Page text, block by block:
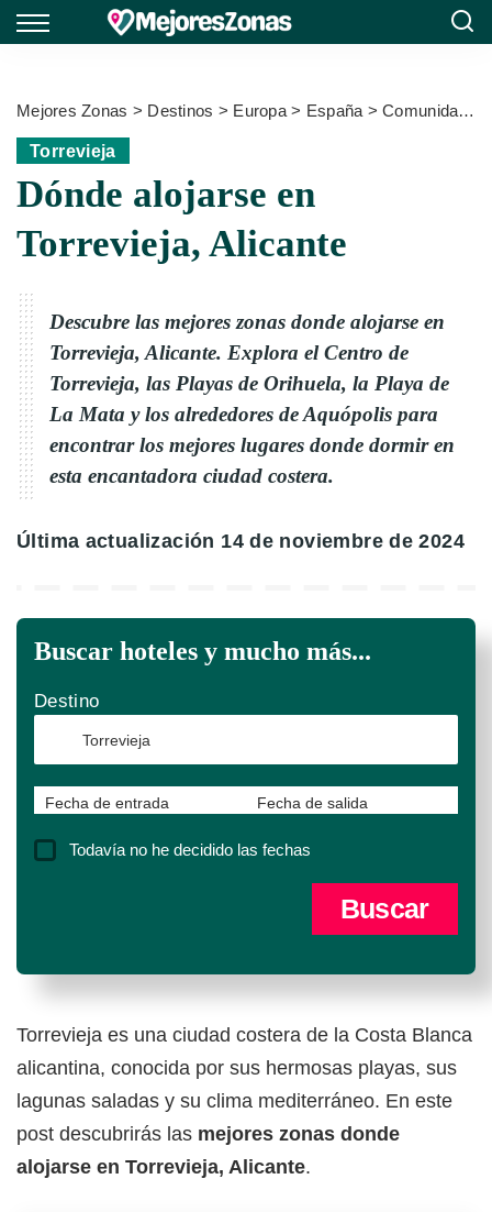
Mejores Zonas > Destinos > Europa> España >Comunidad Valenciana
Torrevieja
Dónde alojarse en
Torrevieja, Alicante
Descubre las mejores zonas donde alojarse en
Torrevieja, Alicante. Explora el Centro de
Torrevieja, las Playas de Orihuela, la Playa de
La Mata y los alrededores de Aquópolis para
encontrar los mejores lugares donde dormir en
esta encantadora ciudad costera.
Última actualización 14 de noviembre de 2024
Buscar hoteles y mucho más...
Destino
Fecha de entrada Fecha de salida
Todavía no he decidido las fechas
Torrevieja es una ciudad costera de la Costa Blanca
alicantina, conocida por sus hermosas playas, sus
lagunas saladas y su clima mediterráneo. En este
post descubrirás las mejores zonas donde
alojarse en Torrevieja, Alicante.